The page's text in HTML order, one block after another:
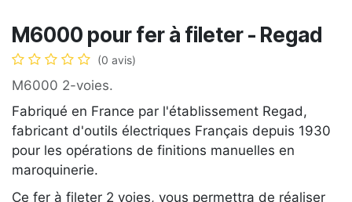
M6000 pour fer à fileter - Regad
(0 avis)
M6000 2-voies.
Fabriqué en France par l'établissement Regad,
fabricant d'outils électriques Français depuis 1930
pour les opérations de finitions manuelles en
maroquinerie.
Ce fer à fileter 2 voies, vous permettra de réaliser